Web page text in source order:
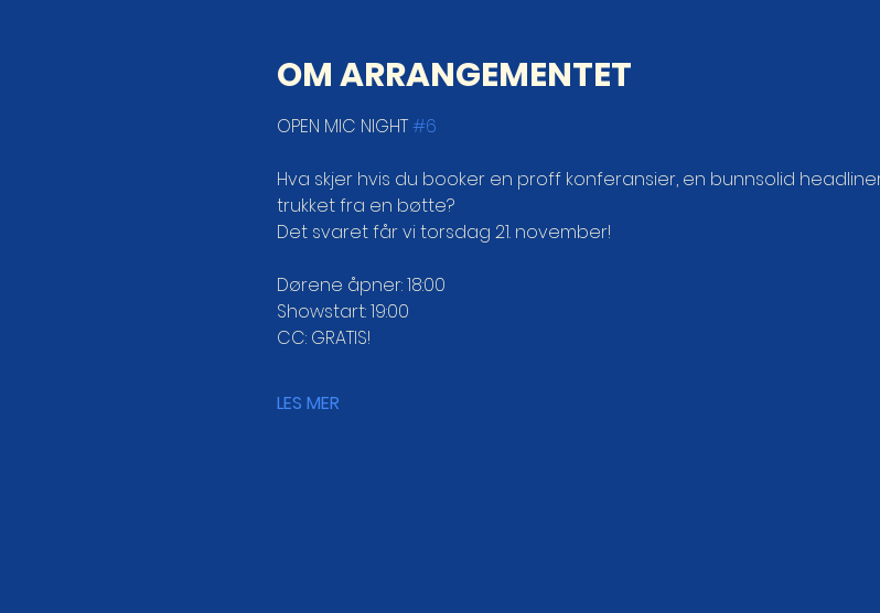
OM ARRANGEMENTET
OPEN MIC NIGHT #6
Hva skjer hvis du booker en proff konferansier, en bunnsolid
trukket fra en bøtte?
Det svaret får vi torsdag 21. november!
Dørene åpner: 18:00
Showstart: 19:00
CC: GRATIS!
LES MER